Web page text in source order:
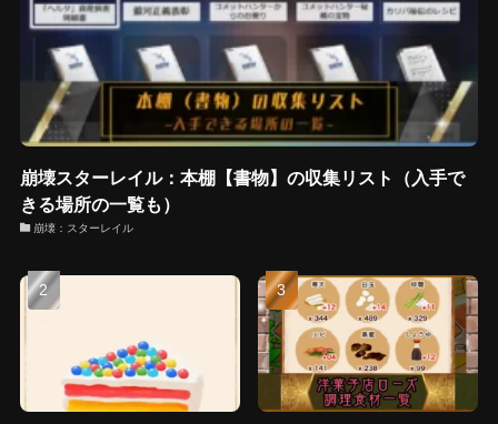
崩壊スターレイル：本棚【書物】の収集リスト（入手で
きる場所の一覧も）
崩壊：スターレイル